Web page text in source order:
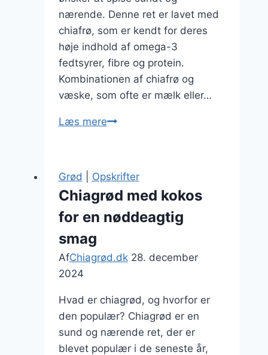
nærende. Denne ret er lavet med
chiafrø, som er kendt for deres
høje indhold af omega-3
fedtsyrer, fibre og protein.
Kombinationen af chiafrø og
væske, som ofte er mælk eller…
Læs mereChiagrød
en
tropisk
snack
Grød Opskrifter
Chiagrød med kokos
for en nøddeagtig
smag
AfChiagrød.dk 28. december
2024
Hvad er chiagrød, og hvorfor er
den populær? Chiagrød er en
sund og nærende ret, der er
blevet populær i de seneste år,